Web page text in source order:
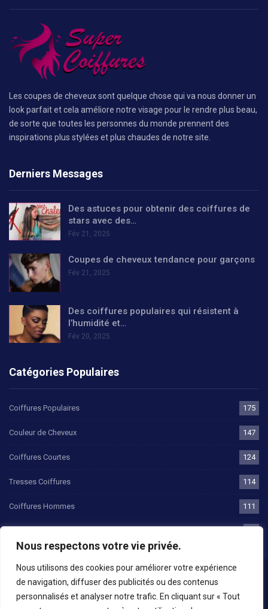
Nous respectons votre vie privée.
Nous utilisons des cookies pour améliorer votre expérience
de navigation, diffuser des publicités ou des contenus
personnalisés et analyser notre trafic. En cliquant sur « Tout
Les coupes de cheveux sont quelque chose qui va nous donner un
look parfait et cela améliore notre visage pour le rendre plus beau,
de sorte que toutes les personnes du monde prennent des
inspirations plus stylées et plus chaudes de notre site.
Derniers Messages
Des astuces pour obtenir des coiffures de
stars avec des…
Fév 21, 2025
Coupes de cheveux tendance pour garçons
Fév 21, 2025
Des coiffures populaires qui résistent à
l’humidité et…
Fév 20, 2025
Catégories Populaires
Coiffures Populaires 175
Couleur de Cheveux 147
Coiffures Courtes 124
Tresses Coiffures 114
Coiffures Hommes 111
Accueil
Cookies Et Conditions
Politique De Confidentialité
Cookie Policy